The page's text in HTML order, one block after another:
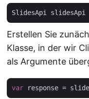
SlidesApi slidesApi
Erstellen Sie
Klasse, in der wir
als Argumente
var